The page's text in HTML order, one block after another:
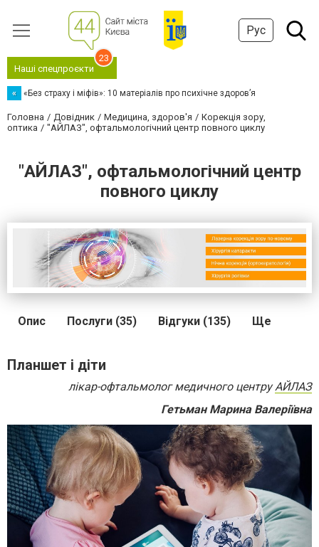
Рус
Наші спецпроєкти
23
« «Без страху і міфів»: 10 матеріалів про психічне здоров’я
Головна Довідник Медицина, здоров'я
Корекція зору,
оптика
"АЙЛАЗ", офтальмологічний центр повного циклу
"АЙЛАЗ", офтальмологічний центр
повного циклу
Опис Послуги (35) Відгуки (135) Ще
Планшет і діти
лікар-офтальмолог медичного центруАЙЛАЗ
Гетьман Марина Валеріївна